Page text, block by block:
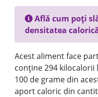
Află cum poți
densitatea
Acest aliment face
conține 294 kilocalorii
100 de grame din
aport caloric din